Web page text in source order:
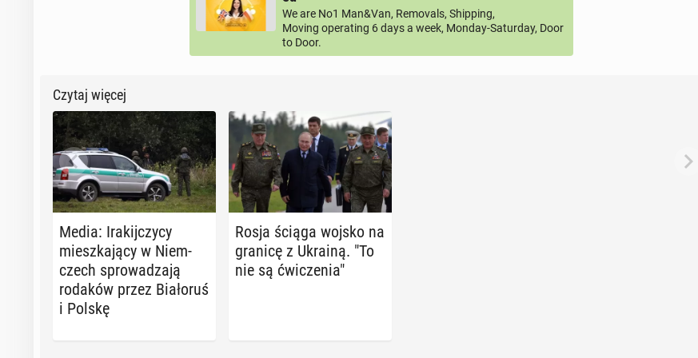
We are No1 Man&Van, Removals, Shipping,
Moving operating 6 days a week, Monday-Saturday, Door
to Door.
Czytaj więcej
Media: Ira­kij­czy­cy
miesz­ka­ją­cy w Niem­
czech spro­wa­dza­ją
rodaków przez Bia­ło­ruś
i Polskę
Rosja ściąga wojsko na
granicę z Ukrainą. "To
nie są ćwi­cze­nia"